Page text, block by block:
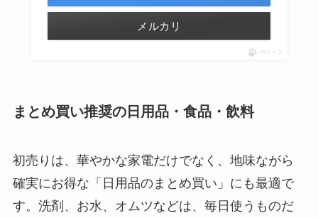
メルカリ
ポチップ
まとめ買い推奨の日用品・食品・飲料
初売りは、華やかな家電だけでなく、地味ながら
確実にお得な「日用品のまとめ買い」にも最適で
す。洗剤、お水、オムツなどは、毎日使うものだ